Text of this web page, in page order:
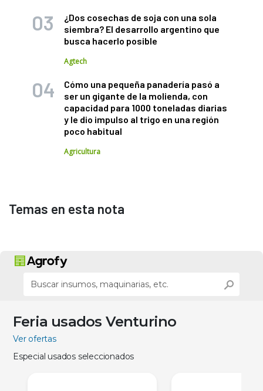
¿Dos cosechas de soja con una sola
siembra? El desarrollo argentino que
busca hacerlo posible
Agtech
Cómo una pequeña panadería pasó a
ser un gigante de la molienda, con
capacidad para 1000 toneladas diarias
y le dio impulso al trigo en una región
poco habitual
Agricultura
Temas en esta nota
Feria usados Venturino
Ver ofertas
Especial usados seleccionados